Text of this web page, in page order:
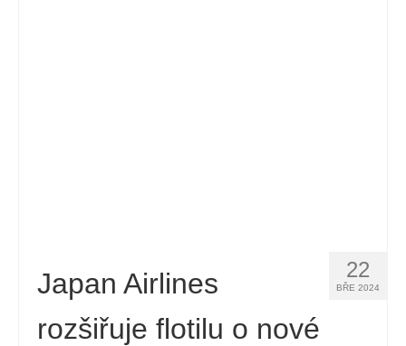
22
BŘE 2024
Japan Airlines
rozšiřuje flotilu o nové